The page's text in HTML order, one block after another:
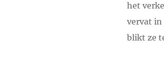
het
vervat in
blikt ze